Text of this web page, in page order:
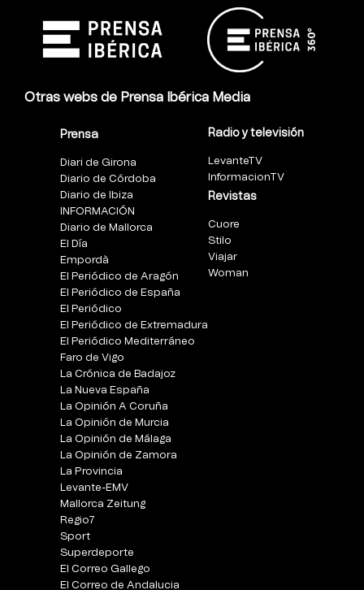
Otras webs de Prensa Ibérica Media
Prensa
Diari de Girona
Diario de Córdoba
Diario de Ibiza
INFORMACIÓN
Diario de Mallorca
El Día
Empordà
El Periódico de Aragón
El Periódico de España
El Periódico
El Periódico de Extremadura
El Periódico Mediterráneo
Faro de Vigo
La Crónica de Badajoz
La Nueva España
La Opinión A Coruña
La Opinión de Murcia
La Opinión de Málaga
La Opinión de Zamora
La Provincia
Levante-EMV
Mallorca Zeitung
Regio7
Sport
Superdeporte
El Correo Gallego
El Correo de Andalucia
Radio y televisión
LevanteTV
InformacionTV
Revistas
Cuore
Stilo
Viajar
Woman